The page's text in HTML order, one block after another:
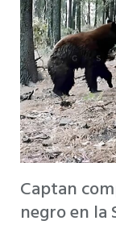
Captan
negro en la